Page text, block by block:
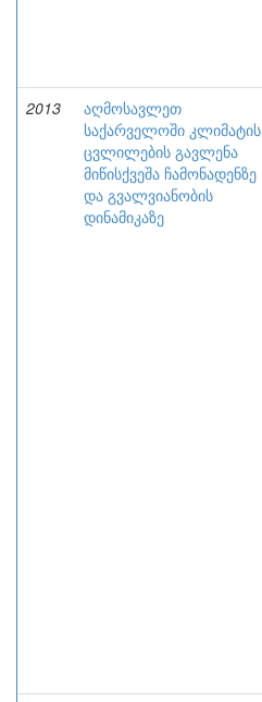
2013
აღმოსავლეთ
საქარველოში კლიმატის
ცვლილების გავლენა
მიწისქვეშა ჩამონადენზე
და გვალვიანობის
დინამიკაზე